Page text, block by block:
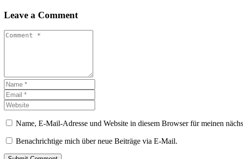
Leave a Comment
Name, E-Mail-Adresse und Website in diesem Browser für meinen
Benachrichtige mich über neue Beiträge via E-Mail.